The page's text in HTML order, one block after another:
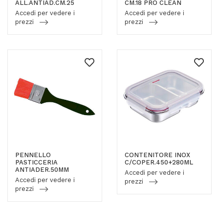
ALL.ANTIAD.CM.25
Accedi per vedere i
prezzi
CM.18 PRO CLEAN
Accedi per vedere i
prezzi
PENNELLO
PASTICCERIA
ANTIADER.50MM
Accedi per vedere i
prezzi
CONTENITORE INOX
C/COPER.450+280ML
Accedi per vedere i
prezzi